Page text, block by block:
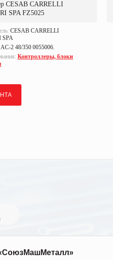
CESAB CARRELLI
SPA FZ5025
CESAB CARRELLI
SPA
AC-2 48/350 0055006.
Контроллеры, блоки